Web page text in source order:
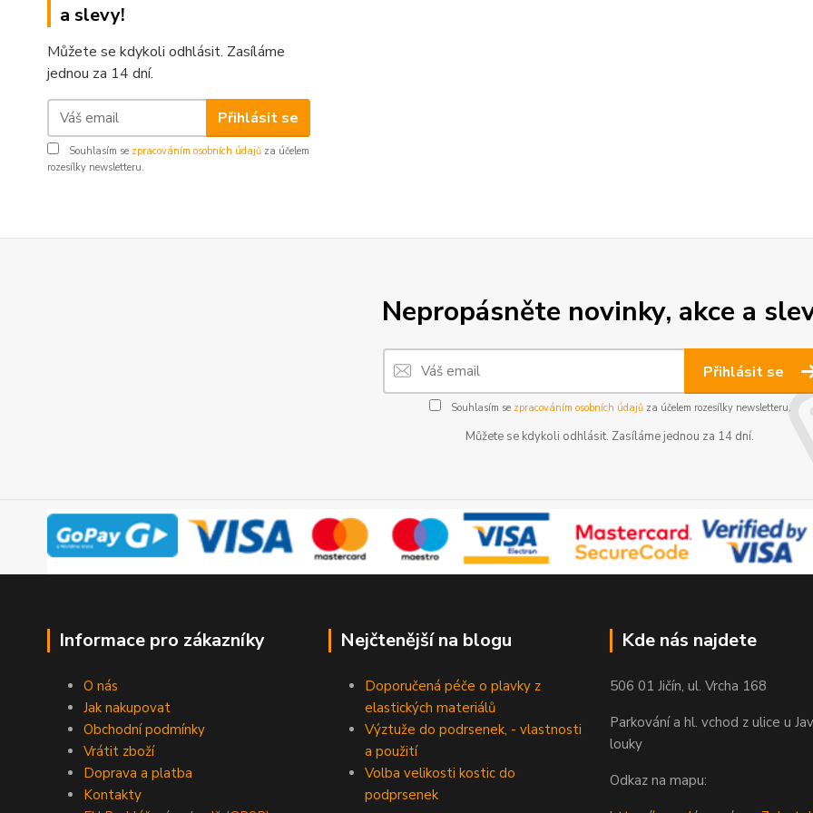
a slevy!
Můžete se kdykoli odhlásit. Zasíláme
jednou za 14 dní.
Přihlásit se
Souhlasím se zpracováním osobních údajů za účelem
rozesílky newsletteru.
Nepropásněte novinky, akce a
Přihlásit se
Souhlasím se zpracováním osobních údajůza účelem rozesílky newsletteru.
Můžete se kdykoli odhlásit. Zasíláme jednou za 14 dní.
Informace pro zákazníky
O nás
Jak nakupovat
Obchodní podmínky
Vrátit zboží
Doprava a platba
Kontakty
Nejčtenější na blogu
Doporučená péče o plavky z
elastických materiálů
Výztuže do podrsenek, - vlastnosti
a použití
Volba velikosti kostic do
podprsenek
Kde nás najdete
506 01 Jičín, ul. Vrcha 168
Parkování a hl. vchod z ulice u
louky
Odkaz na mapu: